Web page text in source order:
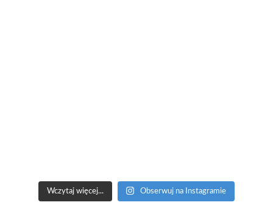
Wczytaj więcej... Obserwuj na Instagramie